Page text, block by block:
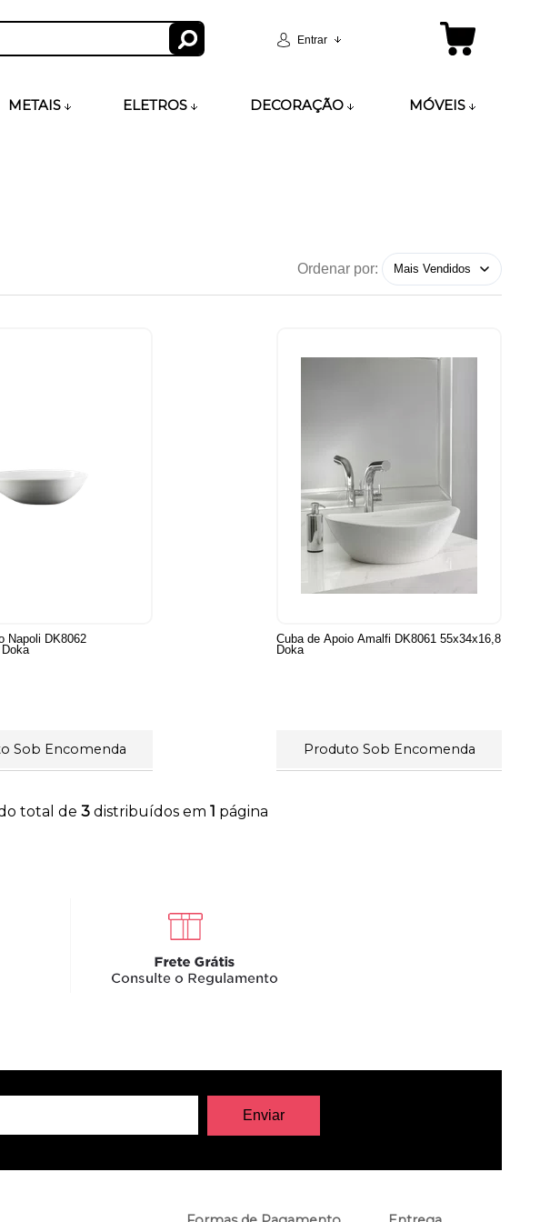
Entrar
METAIS ELETROS DECORAÇÃO MÓVEIS
Ordenar por:
Napoli DK8062
Sob Encomenda
Cuba de Apoio Amalfi DK8061 55x34x16,8
Doka
Produto Sob Encomenda
total de 3distribuídos em 1 página